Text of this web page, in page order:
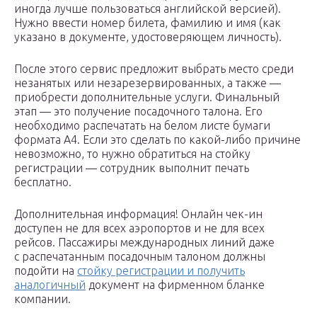
иногда лучше пользоваться английской версией).
Нужно ввести номер билета, фамилию и имя (как
указано в документе, удостоверяющем личность).
После этого сервис предложит выбрать место среди
незанятых или незарезервированных, а также —
приобрести дополнительные услуги. Финальный
этап — это получение посадочного талона. Его
необходимо распечатать на белом листе бумаги
формата А4. Если это сделать по какой-либо причине
невозможно, то нужно обратиться на стойку
регистрации — сотрудник выполнит печать
бесплатно.
Дополнительная информация! Онлайн чек-ин
доступен не для всех аэропортов и не для всех
рейсов. Пассажиры международных линий даже
с распечатанным посадочным талоном должны
подойти на стойку регистрации и получить
аналогичный документ на фирменном бланке
компании.